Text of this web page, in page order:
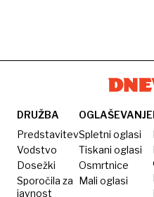
DRUŽBA
Predstavitev
Vodstvo
Dosežki
Sporočila za
javnost
OGLAŠEVANJE
Spletni oglasi
Tiskani oglasi
Osmrtnice
Mali oglasi